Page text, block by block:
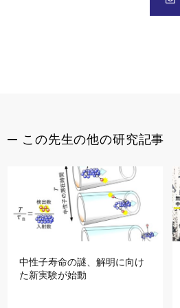
この先生の他の研究記事
中性子寿命の謎、解明に向け
た新実験が始動